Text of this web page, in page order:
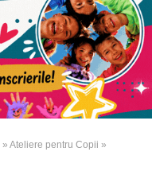
» Ateliere pentru Copii »